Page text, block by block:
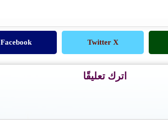
Twitter X
Facebook
اترك تعليقًا